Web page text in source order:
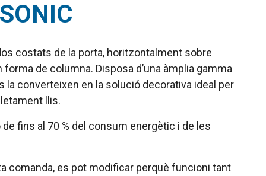
costats de la porta, horitzontalment sobre
de columna. Disposa d’una àmplia gamma
la converteixen en la solució decorativa ideal per
llis.
fins al 70 % del consum energètic i de les
comanda, es pot modificar perquè funcioni tant